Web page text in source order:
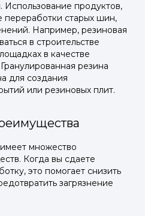
продуктов,
переработки старых шин,
Например, резиновая
в строительстве
в качестве
резина
для создания
или резиновых плит.
множество
Когда вы сдаете
это помогает снизить
загрязнение